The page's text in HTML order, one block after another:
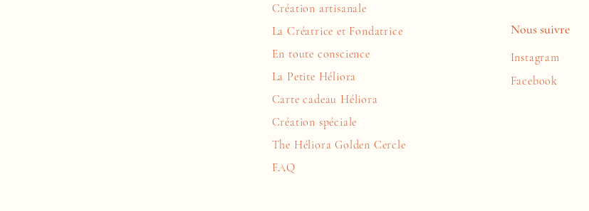
Création artisanale
La Créatrice et Fondatrice
En toute conscience
La Petite Héliora
Carte cadeau Héliora
Création spéciale
The HélioraGolden Cercle
FAQ
Nous suivre
Instagram
Facebook